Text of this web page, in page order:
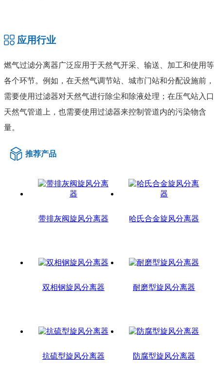
应用行业
燃气过滤分离器广泛应用于天然气开采、输送、加工和使用等
各个环节。例如，在天然气调节站、城市门站和分配设施前，
需要使用过滤器对天然气进行除尘和除液处理；在压气站入口
天然气管道上，也需要使用过滤器来控制管道内的污染物含
量。
推荐产品
带排灰阀旋风分离器 哈氏合金旋风分离器
双相钢旋风分离器 耐磨型旋风分离器
抗硫型旋风分离器 防腐型旋风分离器